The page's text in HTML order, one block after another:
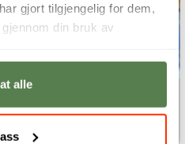
gjort tilgjengelig for dem,
din bruk av
alle